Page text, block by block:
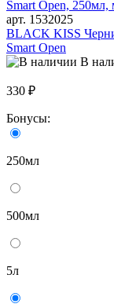
арт. 1532025
BLACK KISS
Smart Open
В
330 ₽
Бонусы:
250мл
500мл
5л